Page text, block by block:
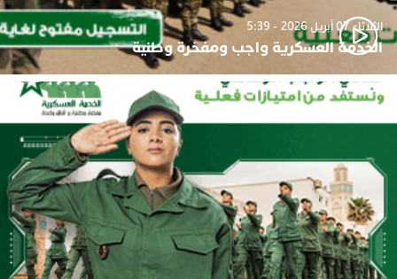
الثلاثاء 07 أبريل 2026 - 5:39
الخدمة العسكرية واجب ومفخرة وطنية